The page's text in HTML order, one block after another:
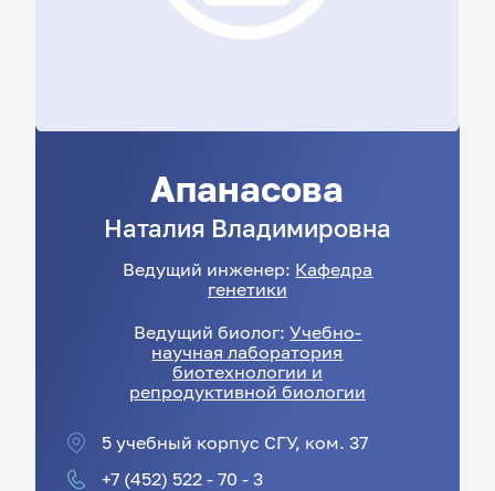
Апанасова
Наталия Владимировна
Ведущий инженер: Кафедра
генетики
Ведущий биолог: Учебно-
научная лаборатория
биотехнологии и
репродуктивной биологии
5 учебный корпус СГУ, ком. 37
+7 (452) 522 - 70 - 3